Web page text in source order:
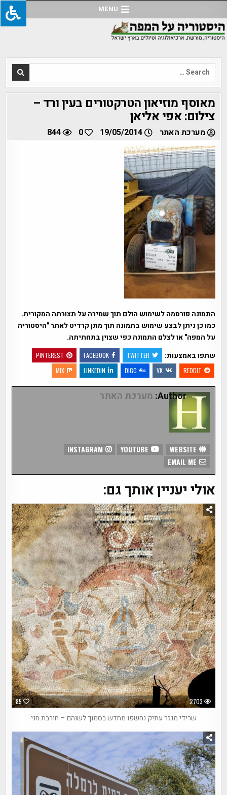
to
content
MENU
Search
for:
מאוסף מוזיאון הטרקטורים בעין ורד –
צילום: אפי אליאן
מערכת האתר 19/05/2014
0
844
התמונה פורסמה לשימוש הולם תוך שמירה על תצורתה המקורית.
כמו כן ניתן לבצע שימוש בתמונה תוך מתן קרדיט לאתר "היסטוריה
על המפה" או לצלם התמונה כפי שצוין בתחתיתה.
שתפו באמצעות:
TWITTER
FACEBOOK
PINTEREST
REDDIT
VK
DIGG
LINKEDIN
MIX
Author: מערכת האתר
INSTAGRAM
אולי יעניין אותך גם:
85 2703
שרידי מנזר עתיק נחשפו מחדש בסמוך לשוהם – חורבת חני